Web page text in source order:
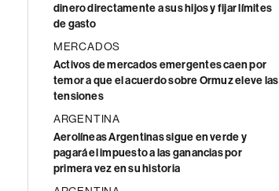
dinero directamente a sus hijos y fijar límites
de gasto
MERCADOS
Activos de mercados emergentes caen por
temor a que el acuerdo sobre Ormuz eleve las
tensiones
ARGENTINA
Aerolíneas Argentinas sigue en verde y
pagará el impuesto a las ganancias por
primera vez en su historia